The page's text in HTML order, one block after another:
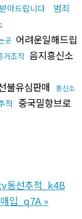
아드립니다
범죄
곳 어려운일해드립
거조작 음지흥신소
불유심판매
흥신소
적 중국밀항브로
동선추적_k4B
입_q7A »